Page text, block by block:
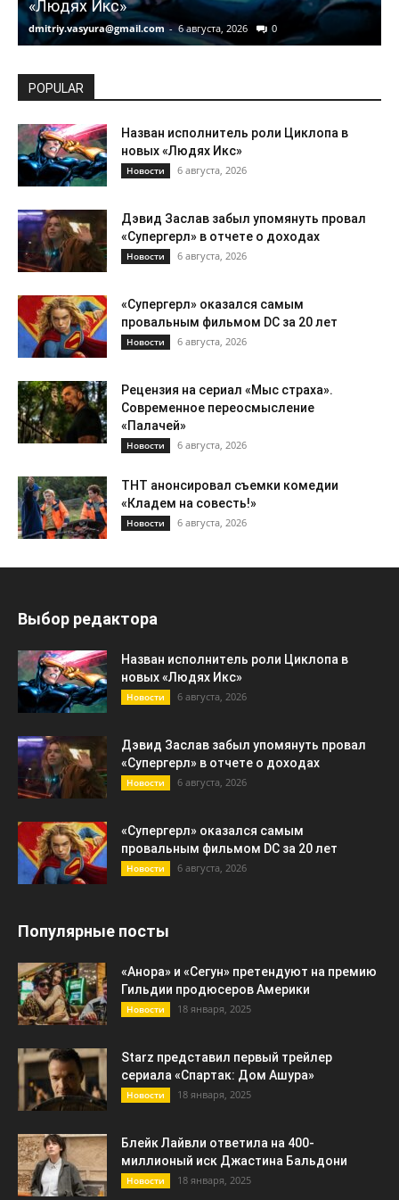
«Людях Икс»
dmitriy.vasyura@gmail.com - 6 августа, 2026 0
POPULAR
Назван исполнитель роли Циклопа в
новых «Людях Икс»
Новости 6 августа, 2026
Дэвид Заслав забыл упомянуть провал
«Супергерл» в отчете о доходах
Новости 6 августа, 2026
«Супергерл» оказался самым
провальным фильмом DC за 20 лет
Новости 6 августа, 2026
Рецензия на сериал «Мыс страха».
Современное переосмысление
«Палачей»
Новости 6 августа, 2026
ТНТ анонсировал съемки комедии
«Кладем на совесть!»
Новости 6 августа, 2026
Выбор редактора
Назван исполнитель роли Циклопа в
новых «Людях Икс»
Новости 6 августа, 2026
Дэвид Заслав забыл упомянуть провал
«Супергерл» в отчете о доходах
Новости 6 августа, 2026
«Супергерл» оказался самым
провальным фильмом DC за 20 лет
Новости 6 августа, 2026
Популярные посты
«Анора» и «Сегун» претендуют на премию
Гильдии продюсеров Америки
Новости 18 января, 2025
Starz представил первый трейлер
сериала «Спартак: Дом Ашура»
Новости 18 января, 2025
Блейк Лайвли ответила на 400-
миллионый иск Джастина Бальдони
Новости 18 января, 2025